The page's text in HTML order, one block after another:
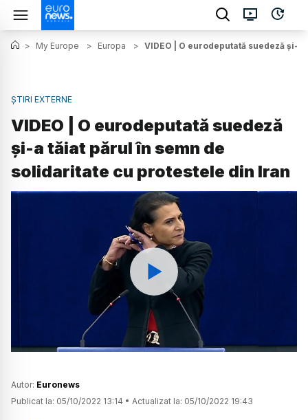
> My Europe > Europa > VIDEO | O eurodeputată suedeză şi-
ȘTIRI EXTERNE
VIDEO | O eurodeputată suedeză
şi-a tăiat părul în semn de
solidaritate cu protestele din Iran
Watch
Autor: Euronews
Publicat la: 05/10/2022 13:14 • Actualizat la: 05/10/2022 19:43